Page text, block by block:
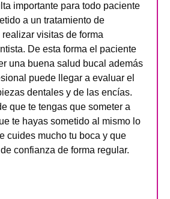
importante para todo paciente
a un tratamiento de
visitas de forma
De esta forma el paciente
una buena salud bucal además
puede llegar a evaluar el
dentales y de las encías.
que te tengas que someter a
te hayas sometido al mismo lo
cuides mucho tu boca y que
confianza de forma regular.